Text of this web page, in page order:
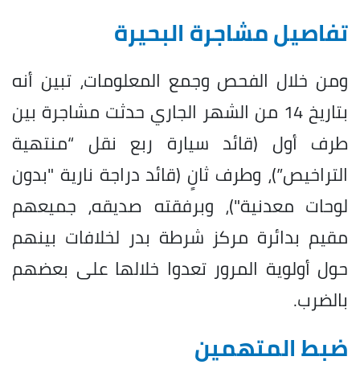
تفاصيل مشاجرة البحيرة
ومن خلال الفحص وجمع المعلومات، تبين أنه
بتاريخ 14 من الشهر الجاري حدثت مشاجرة بين
طرف أول (قائد سيارة ربع نقل “منتهية
التراخيص”)، وطرف ثانٍ (قائد دراجة نارية "بدون
لوحات معدنية")، وبرفقته صديقه، جميعهم
مقيم بدائرة مركز شرطة بدر لخلافات بينهم
حول أولوية المرور تعدوا خلالها على بعضهم
بالضرب.
ضبط المتهمين